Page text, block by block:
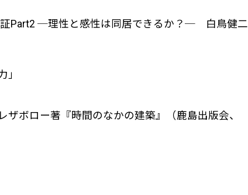
Part2 ─理性と感性は同居できるか？─ 白鳥健二
」
ボロー著『時間のなかの建築』（鹿島出版会、